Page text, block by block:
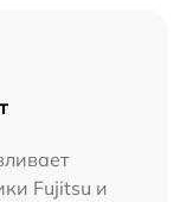
Fujitsu и